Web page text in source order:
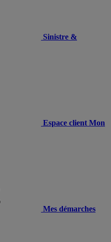
Sinistre &
Espace client Mon
Mes démarches